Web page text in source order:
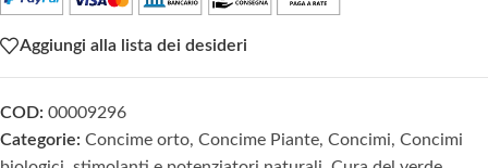
Aggiungi alla lista dei desideri
COD: 00009296
Categorie: Concime orto, Concime Piante, Concimi, Concimi